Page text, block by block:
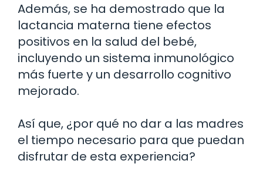
Además, se ha demostrado que la
lactancia materna tiene efectos
positivos en la salud del bebé,
incluyendo un sistema inmunológico
más fuerte y un desarrollo cognitivo
mejorado.
Así que, ¿por qué no dar a las madres
el tiempo necesario para que puedan
disfrutar de esta experiencia?